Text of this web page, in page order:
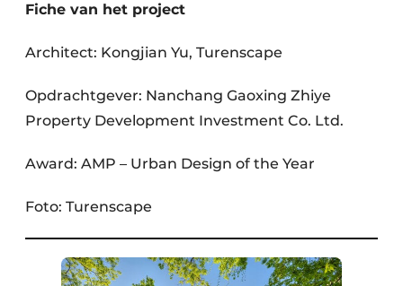
Fiche van het project
Architect: Kongjian Yu, Turenscape
Opdrachtgever: Nanchang Gaoxing Zhiye
Property Development Investment Co. Ltd.
Award: AMP – Urban Design of the Year
Foto: Turenscape